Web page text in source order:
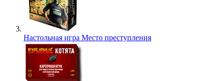
Настольная игра Место преступления